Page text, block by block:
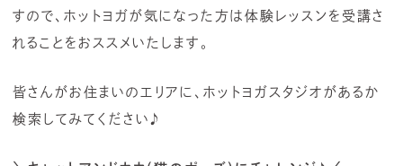
すので、ホットヨガが気になった方は体験レッスンを受講さ
れることをおススメいたします。
皆さんがお住まいのエリアに、ホットヨガスタジオがあるか
検索してみてください♪